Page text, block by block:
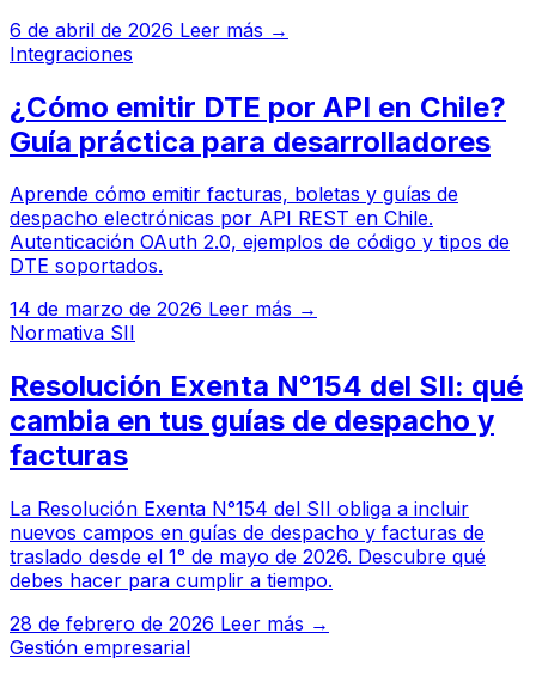
6 de abril de 2026 Leer más →
Integraciones
¿Cómo emitir DTE por API en Chile?
Guía práctica para desarrolladores
Aprende cómo emitir facturas, boletas y guías de
despacho electrónicas por API REST en Chile.
Autenticación OAuth 2.0, ejemplos de código y tipos de
DTE soportados.
14 de marzo de 2026 Leer más →
Normativa SII
Resolución Exenta N°154 del SII: qué
cambia en tus guías de despacho y
facturas
La Resolución Exenta N°154 del SII obliga a incluir
nuevos campos en guías de despacho y facturas de
traslado desde el 1° de mayo de 2026. Descubre qué
debes hacer para cumplir a tiempo.
28 de febrero de 2026 Leer más →
Gestión empresarial